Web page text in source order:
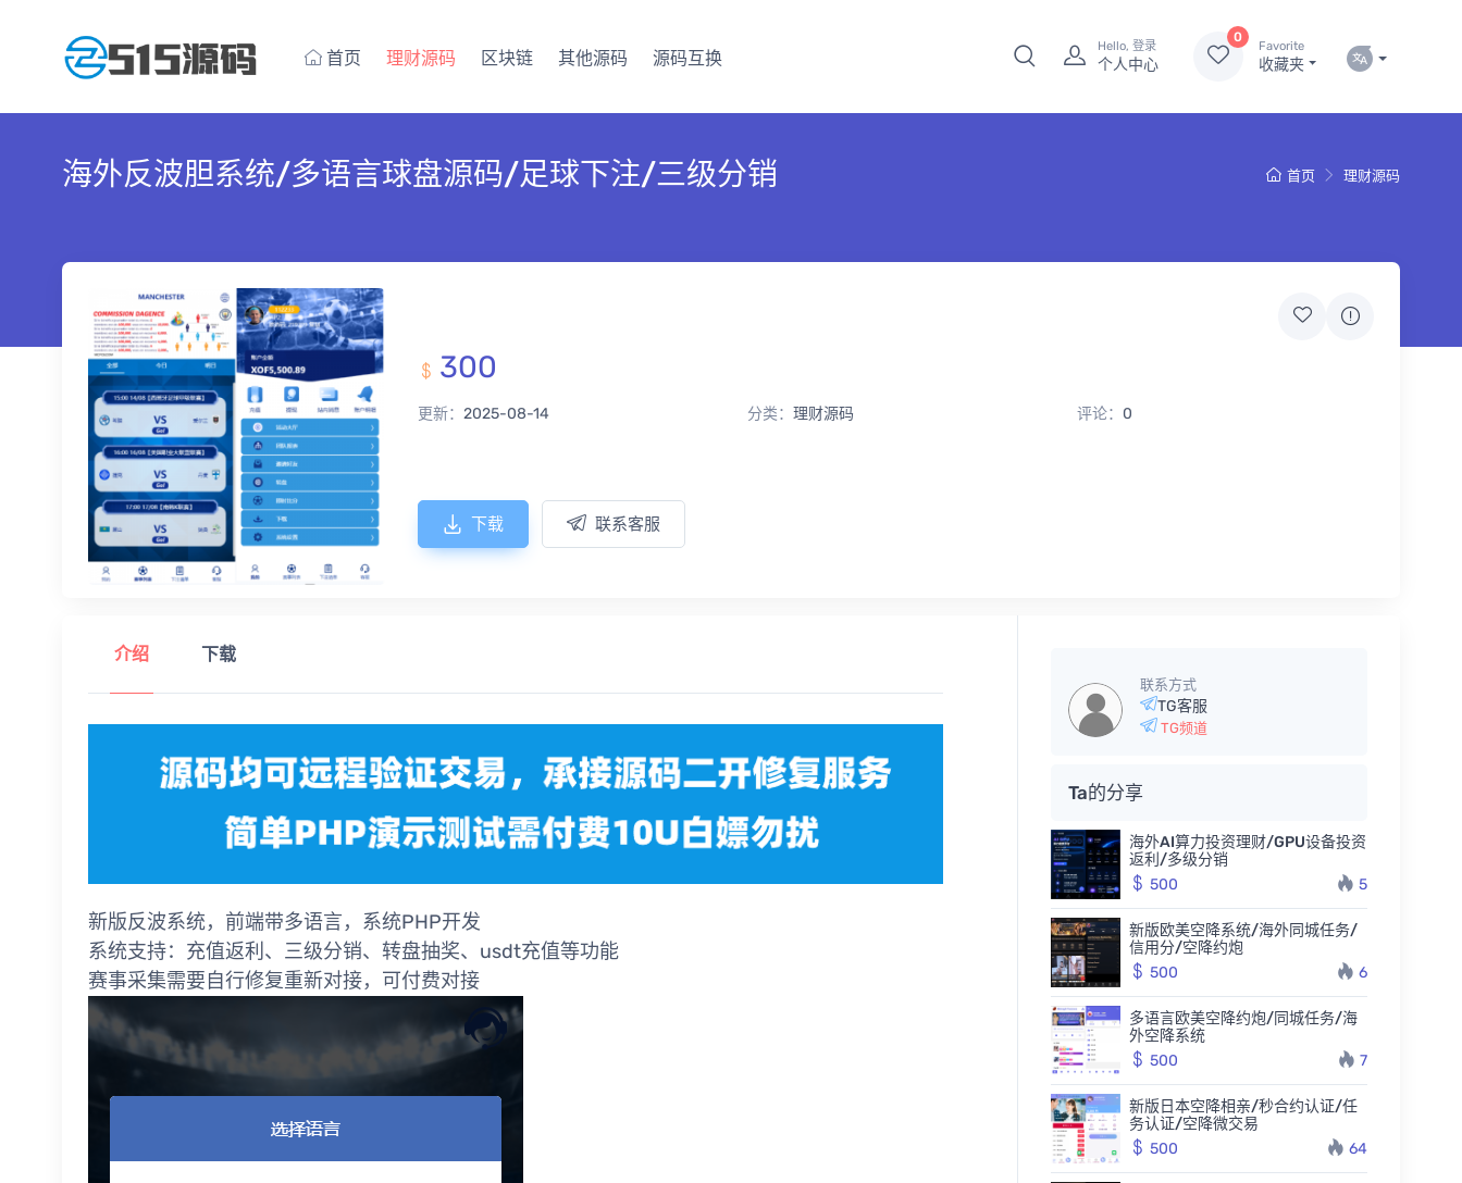
首页 理财源码 区块链 其他源码 源码互换
Hello, 登录
个人中心
0
Favorite
收藏夹
首页 理财源码
海外反波胆系统/多语言球盘源码/足球下注/三级分销
300
更新： 2025-08-14 分类： 理财源码 评论： 0
下载 联系客服
介绍 下载
新版反波系统，前端带多语言，系统PHP开发
系统支持：充值返利、三级分销、转盘抽奖、usdt充值等功能
赛事采集需要自行修复重新对接，可付费对接
联系方式
TG客服
TG频道
Ta的分享
海外AI算力投资理财/GPU设备投资
返利/多级分销
500
5
新版欧美空降系统/海外同城任务/
信用分/空降约炮
500
6
多语言欧美空降约炮/同城任务/海
外空降系统
500
7
新版日本空降相亲/秒合约认证/任
务认证/空降微交易
500
64